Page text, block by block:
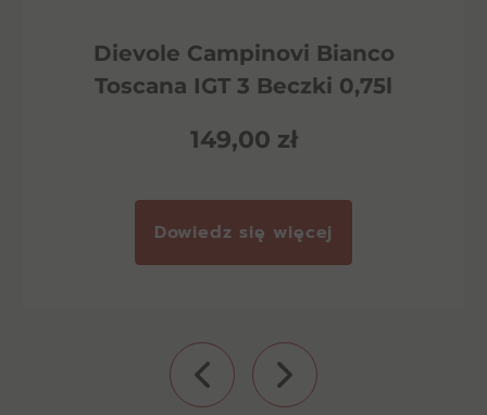
Dievole Campinovi Bianco
Toscana IGT 3 Beczki 0,75l
149,00 zł
Dowiedz się więcej